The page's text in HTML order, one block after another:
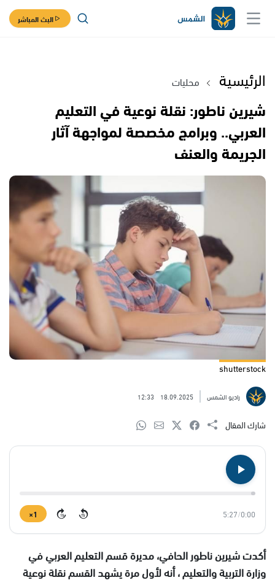
البث المباشر
الرئيسية محليات
شيرين ناطور: نقلة نوعية في التعليم
العربي.. وبرامج مخصصة لمواجهة آثار
الجريمة والعنف
shutterstock
راديو الشمس 18.09.2025
12:33
شارك المقال
0:00
/
5:27
15
15
1×
أكدت شيرين ناطور الحافي، مديرة قسم التعليم العربيفي
وزارة التربية والتعليم، أنه لأول مرة يشهد القسم نقلة نوعية